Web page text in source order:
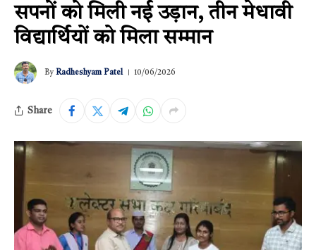
सपनों को मिली नई उड़ान, तीन मेधावी
विद्यार्थियों को मिला सम्मान
By Radheshyam Patel 10/06/2026
Share